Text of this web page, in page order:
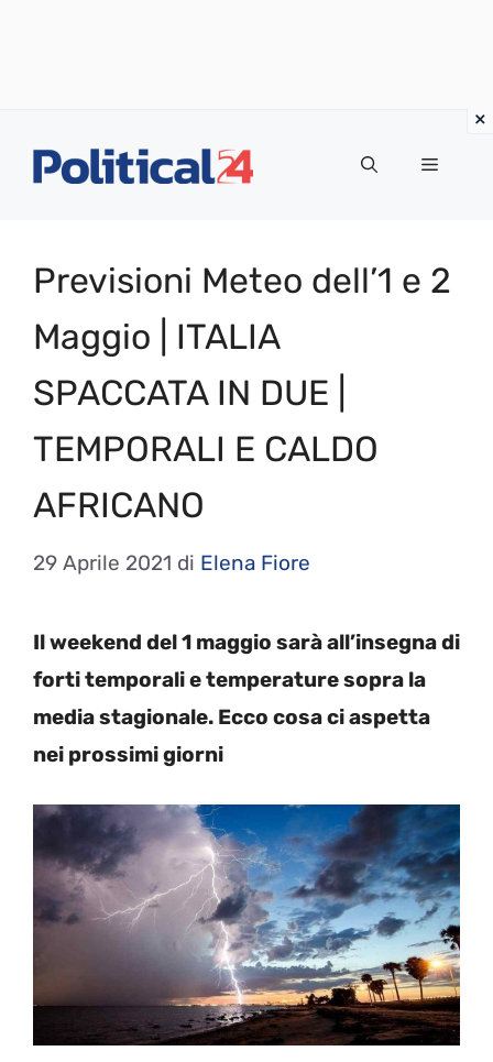
Menu
Previsioni Meteo dell’1 e 2
Maggio | ITALIA
SPACCATA IN DUE |
TEMPORALI E CALDO
AFRICANO
29 Aprile 2021 di Elena Fiore
Il weekend del 1 maggio sarà all’insegna di
forti temporali e temperature sopra la
media stagionale. Ecco cosa ci aspetta
nei prossimi giorni